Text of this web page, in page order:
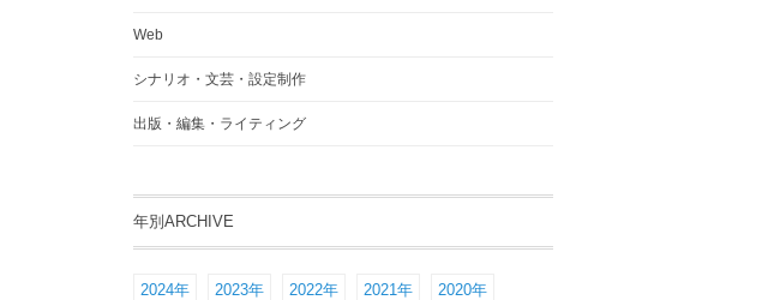
Web
シナリオ・文芸・設定制作
出版・編集・ライティング
年別ARCHIVE
2024年 2023年 2022年 2021年 2020年